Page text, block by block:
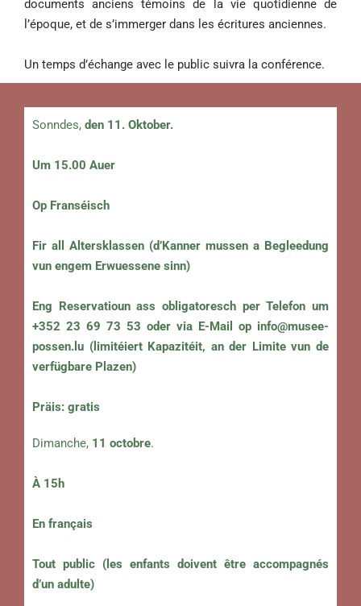
documents anciens témoins de la vie quotidienne de
l’époque, et de s’immerger dans les écritures anciennes.
Un temps d’échange avec le public suivra la conférence.
Sonndes, den 11. Oktober.
Um 15.00 Auer
Op Franséisch
Fir all Altersklassen (d’Kanner mussen a Begleedung
vun engem Erwuessene sinn)
Eng Reservatioun ass obligatoresch per Telefon um
+352 23 69 73 53 oder via E-Mail op info@musee-
possen.lu (limitéiert Kapazitéit, an der Limite vun de
verfügbare Plazen)
Präis: gratis
Dimanche, 11 octobre.
À 15h
En français
Tout public (les enfants doivent être accompagnés
d’un adulte)